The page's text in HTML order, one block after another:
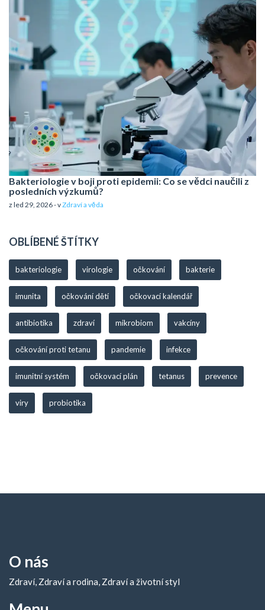
Bakteriologie v boji proti epidemii: Co se vědci naučili z
posledních výzkumů?
z led 29, 2026 - vZdraví a věda
OBLÍBENÉ ŠTÍTKY
bakteriologie virologie očkování bakterie
imunita očkování dětí očkovací kalendář
antibiotika zdraví mikrobiom vakcíny
očkování proti tetanu pandemie infekce
imunitní systém očkovací plán tetanus prevence
viry probiotika
O nás
Zdraví, Zdraví a rodina, Zdraví a životní styl